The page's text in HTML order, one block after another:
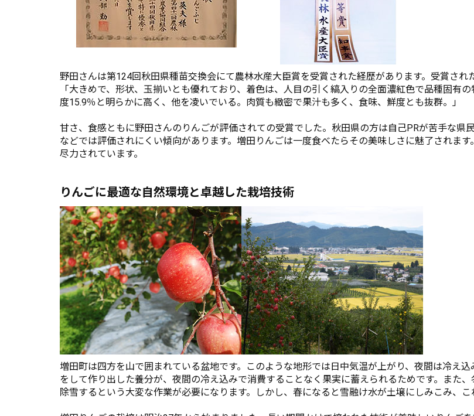
野田さんは第124回秋田県種苗交換会にて農林水産大臣賞を受賞された経歴があります。受賞され
「大きめで、形状、玉揃いとも優れており、着色は、人目の引く縞入りの全面濃紅色で品種固有
度15.9％と明らかに高く、他を凌いでいる。肉質も緻密で果汁も多く、食味、鮮度とも抜群。」
甘さ、食感ともに野田さんのりんごが評価されての受賞でした。秋田県の方は自己PRが苦手な県
などでは評価されにくい傾向があります。増田りんごは一度食べたらその美味しさに魅了されま
尽力されています。
りんごに最適な自然環境と卓越した栽培技術
増田町は四方を山で囲まれている盆地です。このような地形では日中気温が上がり、夜間は冷え
をして作り出した養分が、夜間の冷え込みで消費することなく果実に蓄えられるためです。また
除雪するという大変な作業が必要になります。しかし、春になると雪融け水が土壌にしみこみ、こ